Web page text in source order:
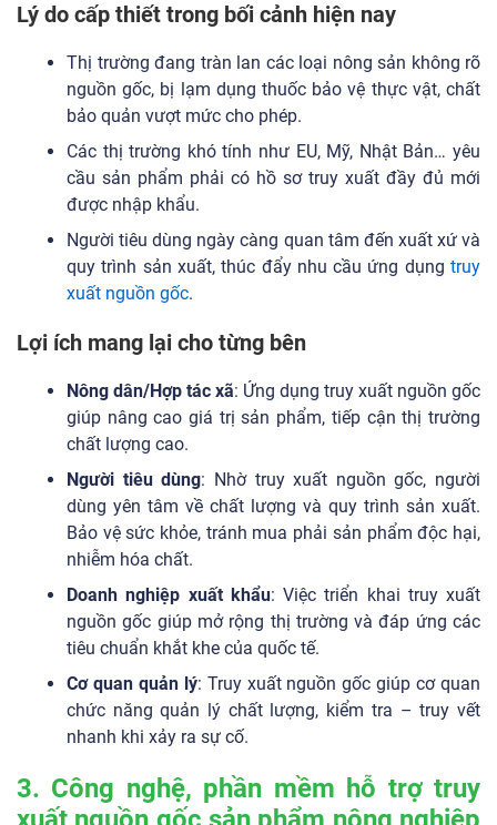
Lý do cấp thiết trong bối cảnh hiện nay
Thị trường đang tràn lan các loại nông sản không rõ
nguồn gốc, bị lạm dụng thuốc bảo vệ thực vật, chất
bảo quản vượt mức cho phép.
Các thị trường khó tính như EU, Mỹ, Nhật Bản… yêu
cầu sản phẩm phải có hồ sơ truy xuất đầy đủ mới
được nhập khẩu.
Người tiêu dùng ngày càng quan tâm đến xuất xứ và
quy trình sản xuất, thúc đẩy nhu cầu ứng dụng truy
xuất nguồn gốc.
Lợi ích mang lại cho từng bên
Nông dân/Hợp tác xã: Ứng dụng truy xuất nguồn gốc
giúp nâng cao giá trị sản phẩm, tiếp cận thị trường
chất lượng cao.
Người tiêu dùng: Nhờ truy xuất nguồn gốc, người
dùng yên tâm về chất lượng và quy trình sản xuất.
Bảo vệ sức khỏe, tránh mua phải sản phẩm độc hại,
nhiễm hóa chất.
Doanh nghiệp xuất khẩu: Việc triển khai truy xuất
nguồn gốc giúp mở rộng thị trường và đáp ứng các
tiêu chuẩn khắt khe của quốc tế.
Cơ quan quản lý: Truy xuất nguồn gốc giúp cơ quan
chức năng quản lý chất lượng, kiểm tra – truy vết
nhanh khi xảy ra sự cố.
3. Công nghệ, phần mềm hỗ trợ truy